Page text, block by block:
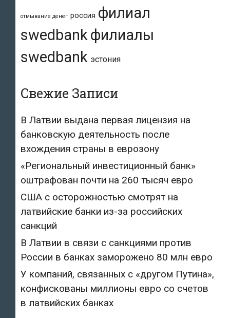
отмывание денег россия филиал
swedbankфилиалы
swedbank эстония
Свежие Записи
В Латвии выдана первая лицензия на
банковскую деятельность после
вхождения страны в еврозону
«Региональный инвестиционный банк»
оштрафован почти на 260 тысяч евро
США с осторожностью смотрят на
латвийские банки из-за российских
санкций
В Латвии в связи с санкциями против
России в банках заморожено 80 млн евро
У компаний, связанных с «другом Путина»,
конфискованы миллионы евро со счетов
в латвийских банках